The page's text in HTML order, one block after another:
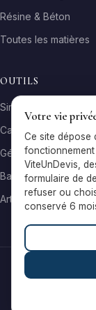
Résine & Béton
Toutes les matières
OUTILS
Simulateur matière
Calculateur surface
Générateur galerie
Baromètre de prix
Artisans par ville
© 2026
Votre vie
Ce site dépose
ViteUnDevis,
formulaire de
refuser ou
conservé 6